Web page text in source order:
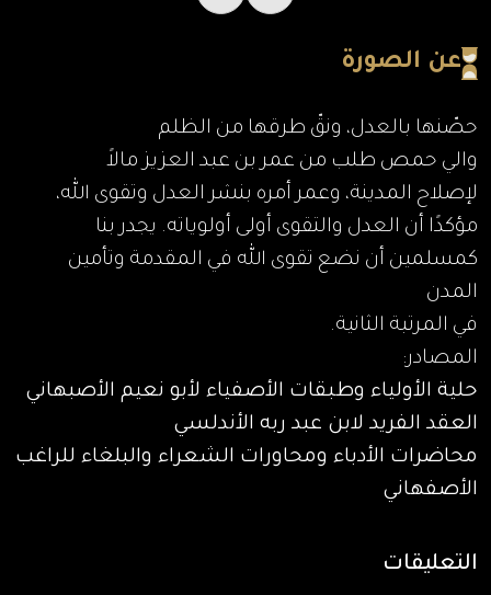
عن الصورة
حصّنها بالعدل، ونقّ طرقها من الظلم
والي حمص طلب من عمر بن عبد العزيز مالاً
لإصلاح المدينة، وعمر أمره بنشر العدل وتقوى الله،
مؤكدًا أن العدل والتقوى أولى أولوياته. يجدر بنا
كمسلمين أن نضع تقوى الله في المقدمة وتأمين
المدن
في المرتبة الثانية.
المصادر:
حلية الأولياء وطبقات الأصفياء لأبو نعيم الأصبهاني
العقد الفريد لابن عبد ربه الأندلسي
محاضرات الأدباء ومحاورات الشعراء والبلغاء للراغب
الأصفهاني
التعليقات